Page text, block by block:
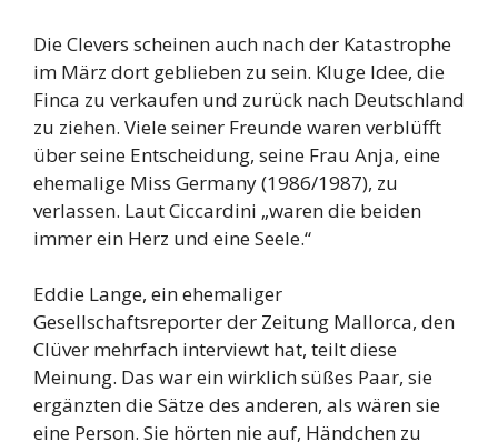
Die Clevers scheinen auch nach der Katastrophe
im März dort geblieben zu sein. Kluge Idee, die
Finca zu verkaufen und zurück nach Deutschland
zu ziehen. Viele seiner Freunde waren verblüfft
über seine Entscheidung, seine Frau Anja, eine
ehemalige Miss Germany (1986/1987), zu
verlassen. Laut Ciccardini „waren die beiden
immer ein Herz und eine Seele.“
Eddie Lange, ein ehemaliger
Gesellschaftsreporter der Zeitung Mallorca, den
Clüver mehrfach interviewt hat, teilt diese
Meinung. Das war ein wirklich süßes Paar, sie
ergänzten die Sätze des anderen, als wären sie
eine Person. Sie hörten nie auf, Händchen zu